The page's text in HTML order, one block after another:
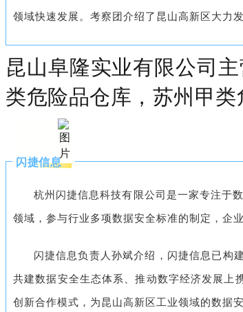
领域快速发展。考察团介绍了昆山高新区大力
昆山阜隆实业有限公司
类危险品仓库，苏州甲
闪捷信息
杭州闪捷信息科技有限公司是一家专注于
领域，参与行业多项数据安全标准的制定，企
闪捷信息负责人孙斌介绍，闪捷信息已构
共建数据安全生态体系、推动数字经济发展上
创新合作模式，为昆山高新区工业领域的数据安